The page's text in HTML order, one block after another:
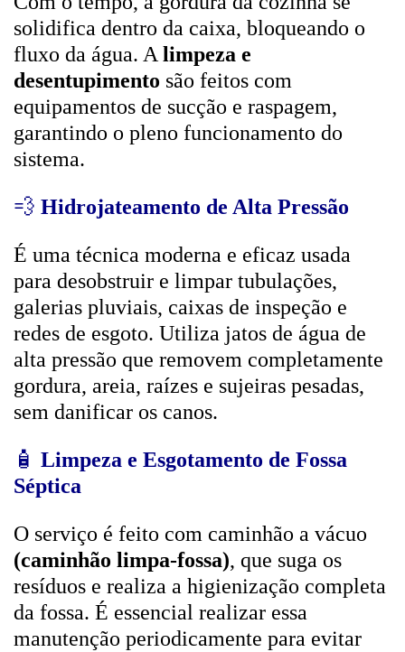
solidifica dentro da caixa, bloqueando o
fluxo da água. A limpeza e
desentupimento são feitos com
equipamentos de sucção e raspagem,
garantindo o pleno funcionamento do
sistema.
💨 Hidrojateamento de Alta Pressão
É uma técnica moderna e eficaz usada
para desobstruir e limpar tubulações,
galerias pluviais, caixas de inspeção e
redes de esgoto. Utiliza jatos de água de
alta pressão que removem completamente
gordura, areia, raízes e sujeiras pesadas,
sem danificar os canos.
🧴 Limpeza e Esgotamento de Fossa
Séptica
O serviço é feito com caminhão a vácuo
(caminhão limpa-fossa), que suga os
resíduos e realiza a higienização completa
da fossa. É essencial realizar essa
manutenção periodicamente para evitar